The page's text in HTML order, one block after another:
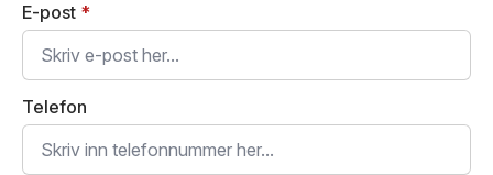
E-post *
Telefon